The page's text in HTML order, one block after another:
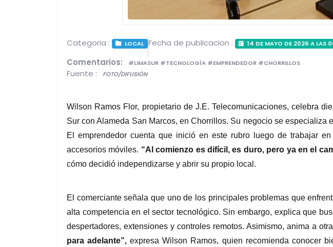
Categoria : LOCAL Fecha de publicacion : 14 DE MAYO DE 2026 A LAS
Comentarios:
#LIMASUR #TECNOLOGÍA #EMPRENDEDOR #CHORRILLOS
Fuente : FOTO/DIFUSIÓN
Wilson Ramos Flor, propietario de J.E. Telecomunicaciones, celebra
Sur con Alameda San Marcos, en Chorrillos. Su negocio se
El emprendedor cuenta que inició en este rubro luego de trabajar
accesorios móviles. “Al comienzo es difícil, es duro, pero ya en el
cómo decidió independizarse y abrir su propio local.
El comerciante señala que uno de los principales problemas que
alta competencia en el sector tecnológico. Sin embargo, explica que
despertadores, extensiones y controles remotos. Asimismo, anima a
para adelante”, expresa Wilson Ramos, quien recomienda conocer